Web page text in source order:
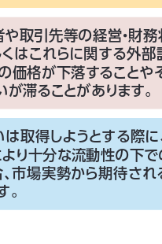
取引先等の経営・財務
はこれらに関する外
価格が下落することや
滞ることがあります。
取得しようとする際
り十分な流動性の下
、市場実勢から期待さ
。